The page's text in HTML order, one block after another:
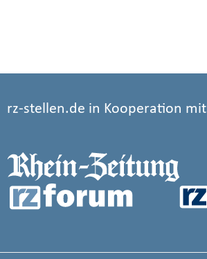
rz-stellen.de in Kooperation mit